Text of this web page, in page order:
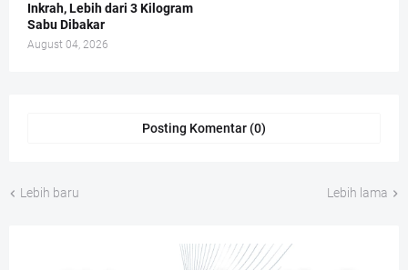
Inkrah, Lebih dari 3 Kilogram
Sabu Dibakar
August 04, 2026
Posting Komentar (0)
Lebih baru Lebih lama